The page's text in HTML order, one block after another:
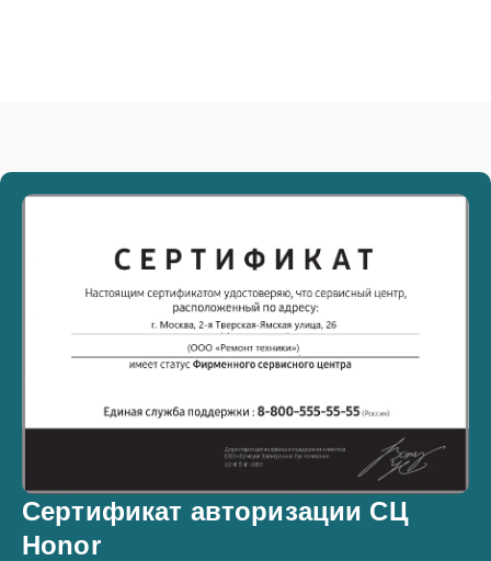
Сертификат авторизации СЦ
Honor